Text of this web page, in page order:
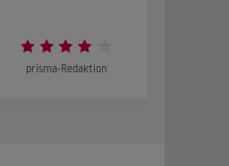
prisma-Redaktion